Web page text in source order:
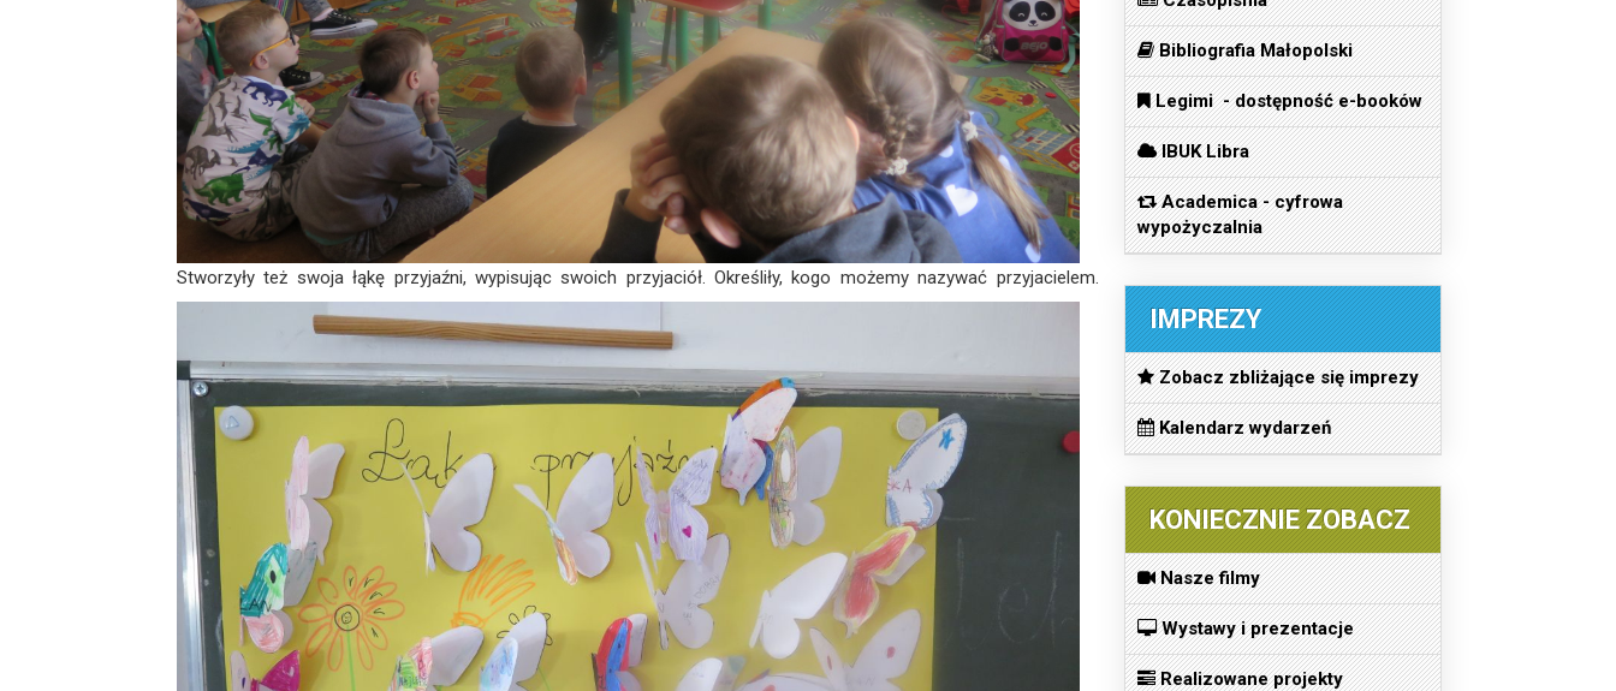
Stworzyły też swoja łąkę przyjaźni, wypisując swoich przyjaciół. Określiły, kogo możemy nazywać przyjacielem.
Bibliografia Małopolski
Legimi - dostępność e-booków
IBUK Libra
Academica - cyfrowa
wypożyczalnia
IMPREZY
Zobacz zbliżające się imprezy
Kalendarz wydarzeń
KONIECZNIE ZOBACZ
Nasze filmy
Wystawy i prezentacje
Realizowane projekty